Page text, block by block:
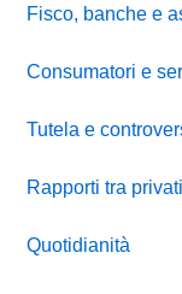
Fisco, banche e
Consumatori e
Tutela e
Rapporti tra privati
Quotidianità